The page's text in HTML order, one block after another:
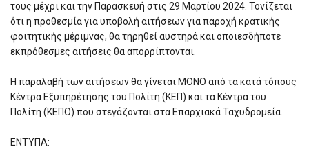
τους μέχρι και την Παρασκευή στις 29 Μαρτίου 2024. Τονίζεται
ότι η προθεσμία για υποβολή αιτήσεων για παροχή κρατικής
φοιτητικής μέριμνας, θα τηρηθεί αυστηρά και οποιεσδήποτε
εκπρόθεσμες αιτήσεις θα απορρίπτονται.
Η παραλαβή των αιτήσεων θα γίνεται ΜΟΝΟ από τα κατά τόπους
Κέντρα Εξυπηρέτησης του Πολίτη (ΚΕΠ) και τα Κέντρα του
Πολίτη (ΚΕΠΟ) που στεγάζονται στα Επαρχιακά Ταχυδρομεία.
ΕΝΤΥΠΑ: